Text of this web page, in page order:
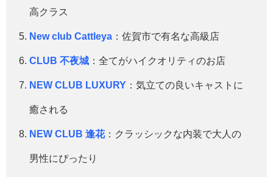
高クラス
New club Cattleya ：佐賀市で有名な高級店
CLUB 不夜城 ：全てがハイクオリティのお店
NEW CLUB LUXURY ：気立ての良いキャストに
癒される
NEW CLUB 逢花：クラッシックな内装で大人の
男性にぴったり